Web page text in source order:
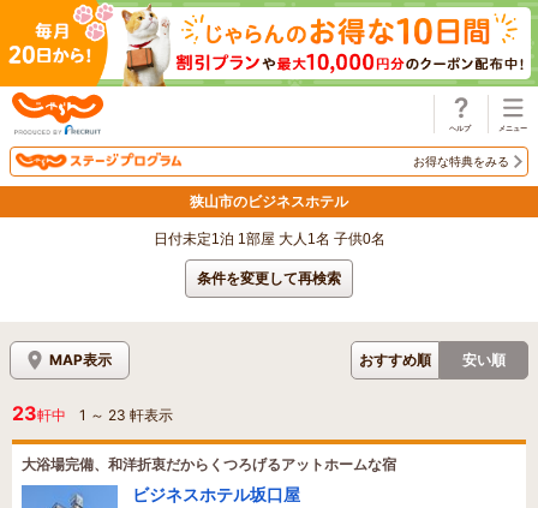
お得な特典をみる
狭山市のビジネスホテル
日付未定1泊 1部屋 大人1名 子供0名
条件を変更して再検索
MAP表示 おすすめ順 安い順
23軒中 1 ～ 23 軒表示
大浴場完備、和洋折衷だからくつろげるアットホームな宿
ビジネスホテル坂口屋